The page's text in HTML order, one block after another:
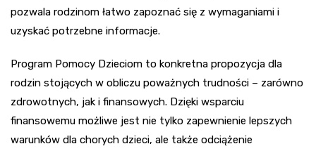
pozwala rodzinom łatwo zapoznać się z wymaganiami i
uzyskać potrzebne informacje.
Program Pomocy Dzieciom to konkretna propozycja dla
rodzin stojących w obliczu poważnych trudności – zarówno
zdrowotnych, jak i finansowych. Dzięki wsparciu
finansowemu możliwe jest nie tylko zapewnienie lepszych
warunków dla chorych dzieci, ale także odciążenie